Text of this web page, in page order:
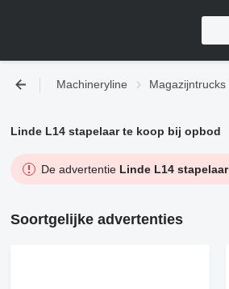
Machineryline Magazijntrucks
Linde L14 stapelaar te koop bij opbod
De advertentie Linde L14
Soortgelijke advertenties